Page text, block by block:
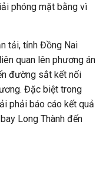
phóng mặt bằng vì
tải, tỉnh Đồng Nai
quan lên phương án
đường sắt kết nối
Đặc biệt trong
phải báo cáo kết quả
Long Thành đến